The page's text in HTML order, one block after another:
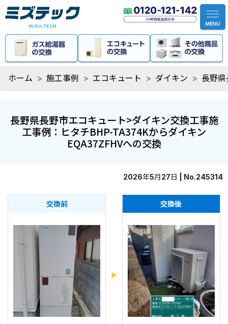
ホーム 施工事例 エコキュート ダイキン 長野
長野県長野市エコキュート>ダイキン交換工事施
工事例：ヒタチBHP-TA374Kからダイキン
EQA37ZFHVへの交換
2026年5月27日 | No.245314
交換前 交換後